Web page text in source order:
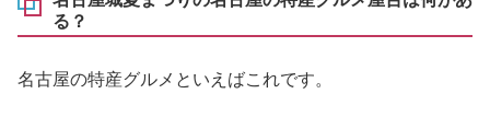
る？
名古屋の特産グルメといえばこれです。